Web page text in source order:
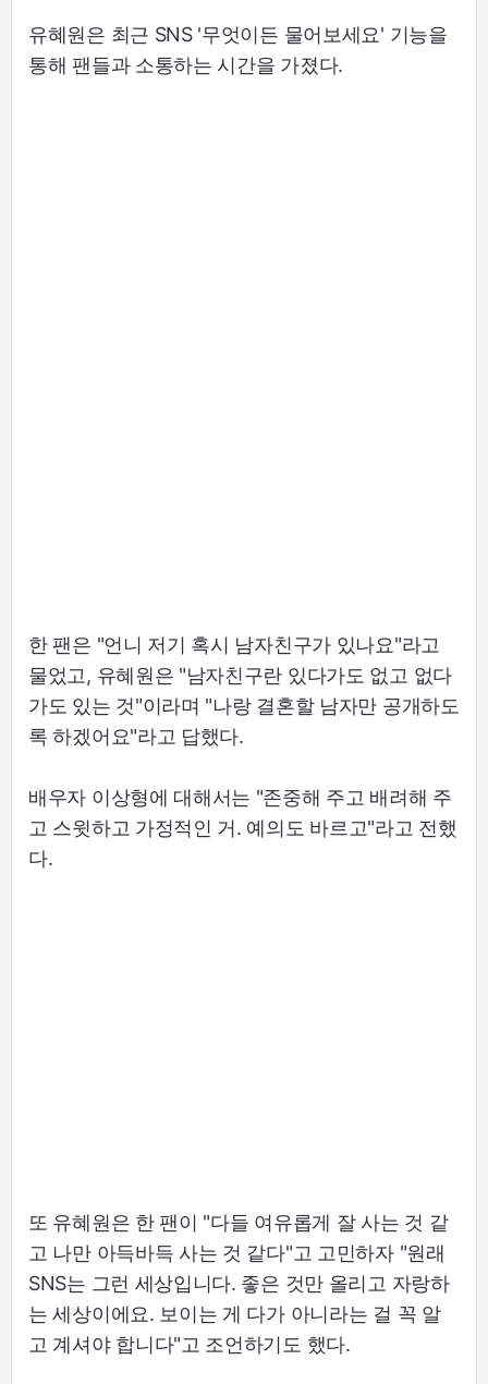
유혜원은 최근 SNS '무엇이든 물어보세요' 기능을
통해 팬들과 소통하는 시간을 가졌다.
한 팬은 "언니 저기 혹시 남자친구가 있나요"라고
물었고, 유혜원은 "남자친구란 있다가도 없고 없다
가도 있는 것"이라며 "나랑 결혼할 남자만 공개하도
록 하겠어요"라고 답했다.
배우자 이상형에 대해서는 "존중해 주고 배려해 주
고 스윗하고 가정적인 거. 예의도 바르고"라고 전했
다.
또 유혜원은 한 팬이 "다들 여유롭게 잘 사는 것 같
고 나만 아득바득 사는 것 같다"고 고민하자 "원래
SNS는 그런 세상입니다. 좋은 것만 올리고 자랑하
는 세상이에요. 보이는 게 다가 아니라는 걸 꼭 알
고 계셔야 합니다"고 조언하기도 했다.